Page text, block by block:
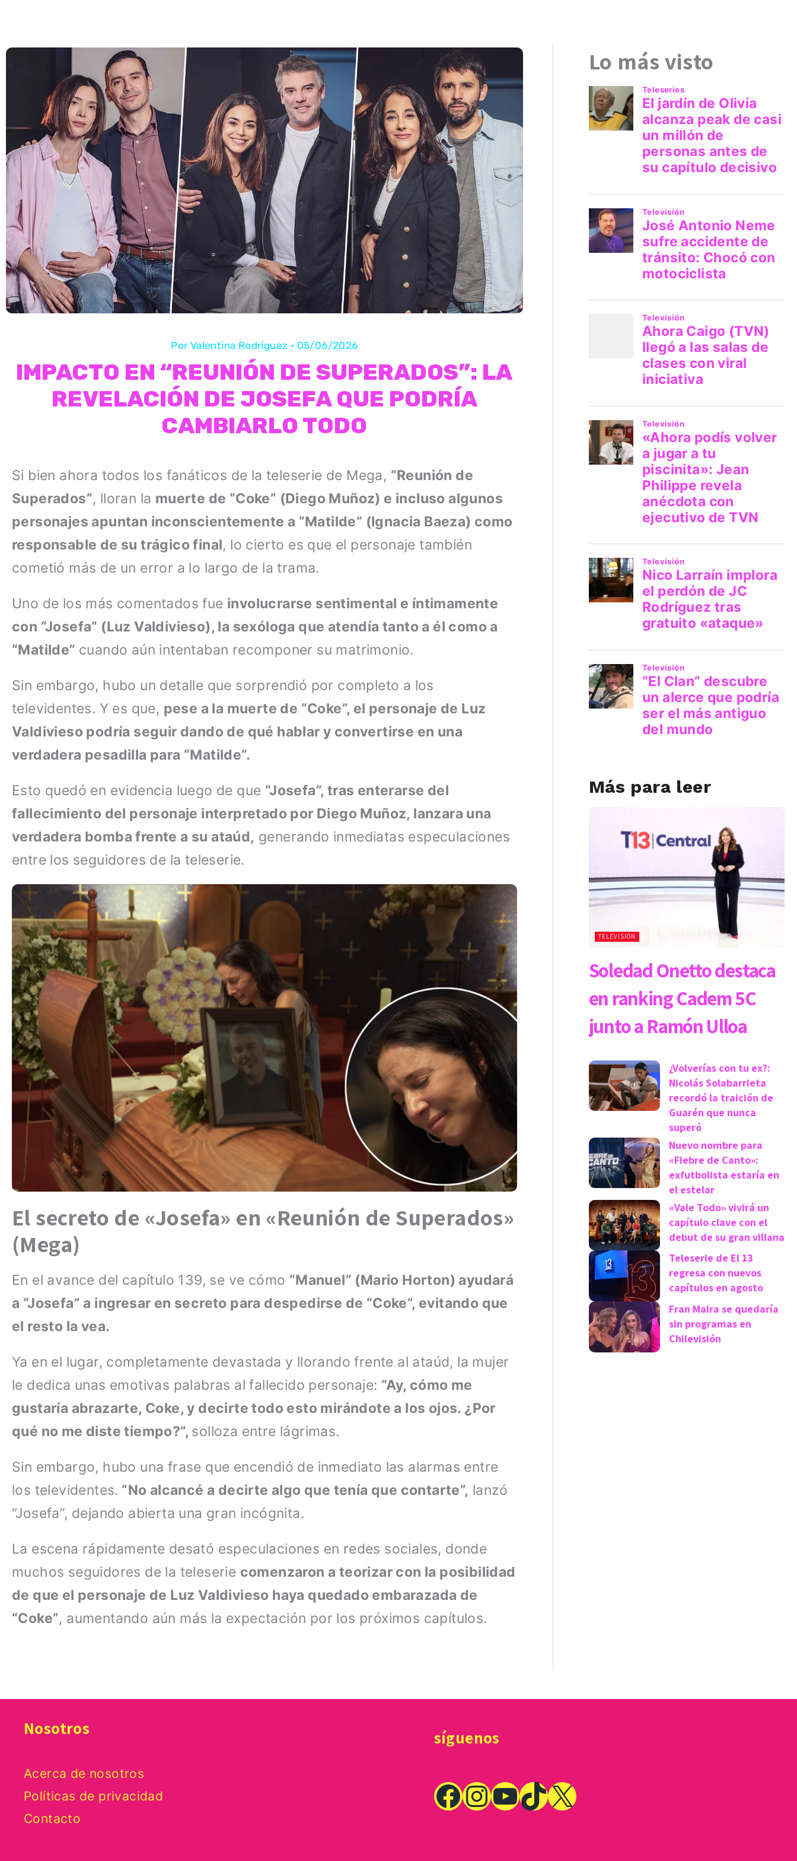
Por Valentina Rodríguez • 05/06/2026
IMPACTO EN “REUNIÓN DE SUPERADOS”: LA
REVELACIÓN DE JOSEFA QUE PODRÍA
CAMBIARLO TODO
Si bien ahora todos los fanáticos de la teleserie de Mega, “Reunión de
Superados”, lloran la muerte de “Coke” (Diego Muñoz) e incluso algunos
personajes apuntan inconscientemente a “Matilde” (Ignacia Baeza) como
responsable de su trágico final, lo cierto es que el personaje también
cometió más de un error a lo largo de la trama.
Uno de los más comentados fue involucrarse sentimental e íntimamente
con “Josefa” (Luz Valdivieso), la sexóloga que atendía tanto a él como a
“Matilde” cuando aún intentaban recomponer su matrimonio.
Sin embargo, hubo un detalle que sorprendió por completo a los
televidentes. Y es que, pese a la muerte de “Coke”, el personaje de Luz
Valdivieso podría seguir dando de qué hablar y convertirse en una
verdadera pesadilla para “Matilde”.
Esto quedó en evidencia luego de que “Josefa”, tras enterarse del
fallecimiento del personaje interpretado por Diego Muñoz, lanzara una
verdadera bomba frente a su ataúd, generando inmediatas especulaciones
entre los seguidores de la teleserie.
El secreto de «Josefa» en «Reunión de Superados»
(Mega)
En el avance del capítulo 139, se ve cómo “Manuel” (Mario Horton) ayudará
a “Josefa” a ingresar en secreto para despedirse de “Coke”, evitando que
el resto la vea.
Ya en el lugar, completamente devastada y llorando frente al ataúd, la mujer
le dedica unas emotivas palabras al fallecido personaje: “Ay, cómo me
gustaría abrazarte, Coke, y decirte todo esto mirándote a los ojos. ¿Por
qué no me diste tiempo?”, solloza entre lágrimas.
Sin embargo, hubo una frase que encendió de inmediato las alarmas entre
los televidentes. “No alcancé a decirte algo que tenía que contarte”, lanzó
“Josefa”, dejando abierta una gran incógnita.
La escena rápidamente desató especulaciones en redes sociales, donde
muchos seguidores de la teleserie comenzaron a teorizar con la posibilidad
de que el personaje de Luz Valdivieso haya quedado embarazada de
“Coke”, aumentando aún más la expectación por los próximos capítulos.
Lo más visto
Más para leer
TELEVISIÓN
Soledad Onetto destaca
en ranking Cadem 5C
junto a Ramón Ulloa
¿Volverías con tu ex?:
Nicolás Solabarrieta
recordó la traición de
Guarén que nunca
superó
Nuevo nombre para
«Fiebre de Canto»:
exfutbolista estaría en
el estelar
«Vale Todo» vivirá un
capítulo clave con el
debut de su gran villana
Teleserie de El 13
regresa con nuevos
capítulos en agosto
Fran Maira se quedaría
sin programas en
Chilevisión
Nosotros
Acerca de nosotros
Políticas de privacidad
Contacto
síguenos